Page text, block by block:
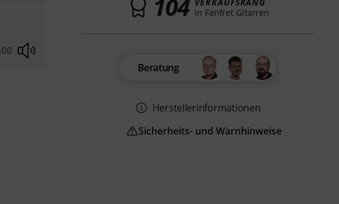
104 in Fanfret Gitarren
Beratung
Herstellerinformationen
Sicherheits- und Warnhinweise